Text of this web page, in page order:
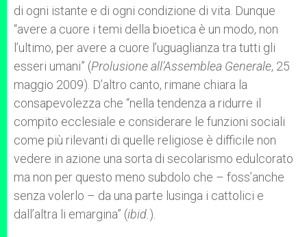
di ogni istante e di ogni condizione di vita. Dunque
“avere a cuore i temi della bioetica è un modo, non
l’ultimo, per avere a cuore l’uguaglianza tra tutti gli
esseri umani” (Prolusione all’Assemblea Generale, 25
maggio 2009). D’altro canto, rimane chiara la
consapevolezza che “nella tendenza a ridurre il
compito ecclesiale e considerare le funzioni sociali
come più rilevanti di quelle religiose è difficile non
vedere in azione una sorta di secolarismo edulcorato
ma non per questo meno subdolo che – foss’anche
senza volerlo – da una parte lusinga i cattolici e
dall’altra li emargina” (ibid. ).